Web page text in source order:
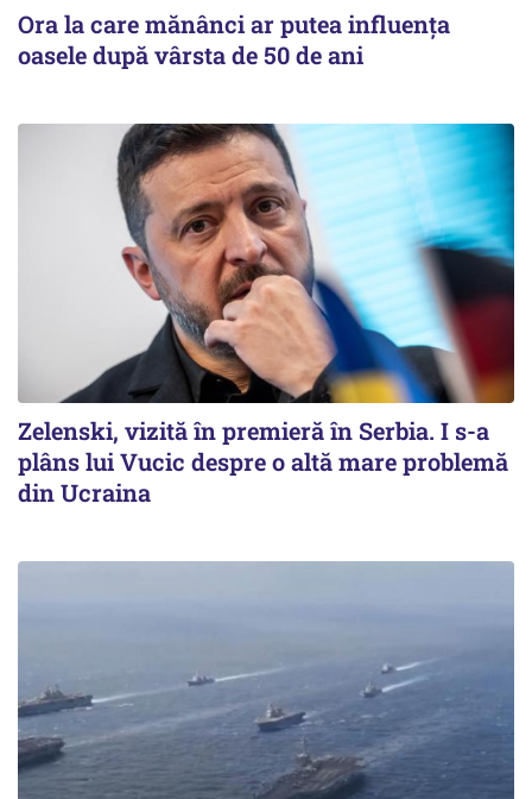
Ora la care mănânci ar putea influența
oasele după vârsta de 50 de ani
Zelenski, vizită în premieră în Serbia. I s-a
plâns lui Vucic despre o altă mare problemă
din Ucraina